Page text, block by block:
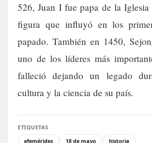
526, Juan I fue papa de la
figura que influyó en los
papado. También en 1450,
uno de los líderes más
falleció dejando un legado
cultura y la ciencia de su país.
ETIQUETAS
efemérides
18 de mayo
historia